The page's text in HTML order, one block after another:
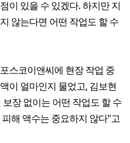
이 있을 수 있겠다. 하지만 지
않는다면 어떤 작업도 할 수
스코이앤씨에 현장 작업 중
이 얼마인지 물었고, 김보현
장 없이는 어떤 작업도 할 수
해 액수는 중요하지 않다"고